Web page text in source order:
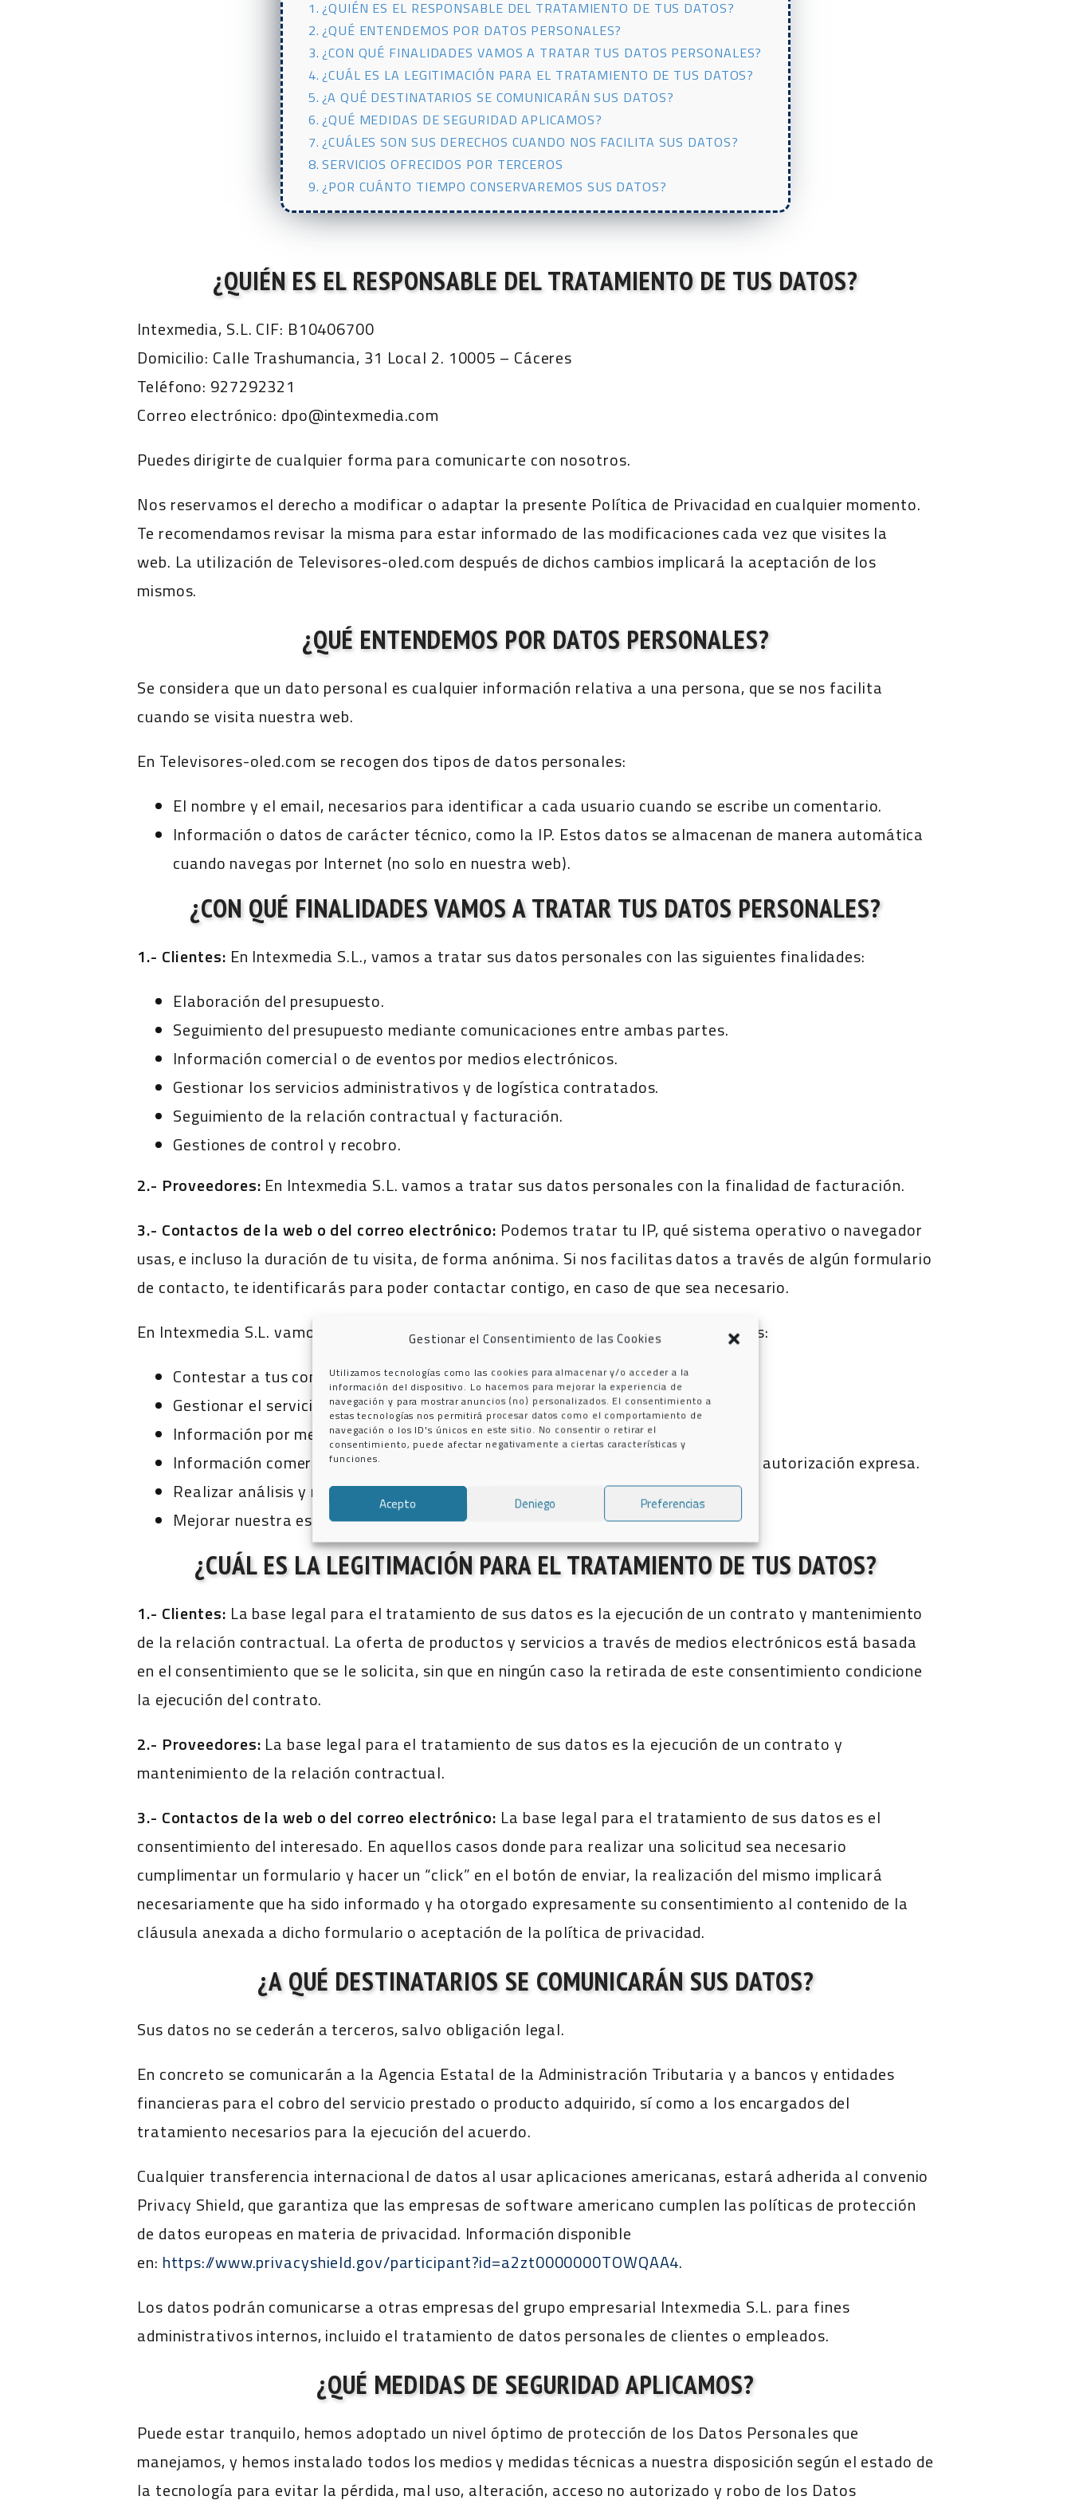
Gestionar el Consentimiento de las Cookies
Utilizamos tecnologías como las cookies para almacenar y/o acceder a la
información del dispositivo. Lo hacemos para mejorar la experiencia de
navegación y para mostrar anuncios (no) personalizados. El consentimiento a
estas tecnologías nos permitirá procesar datos como el comportamiento de
navegación o los ID's únicos en este sitio. No consentir o retirar el
consentimiento, puede afectar negativamente a ciertas características y
funciones.
Acepto Deniego Preferencias
¿QUIÉN ES EL RESPONSABLE DEL TRATAMIENTO DE TUS DATOS?
¿QUÉ ENTENDEMOS POR DATOS PERSONALES?
¿CON QUÉ FINALIDADES VAMOS A TRATAR TUS DATOS PERSONALES?
¿CUÁL ES LA LEGITIMACIÓN PARA EL TRATAMIENTO DE TUS DATOS?
¿A QUÉ DESTINATARIOS SE COMUNICARÁN SUS DATOS?
¿QUÉ MEDIDAS DE SEGURIDAD APLICAMOS?
¿CUÁLES SON SUS DERECHOS CUANDO NOS FACILITA SUS DATOS?
SERVICIOS OFRECIDOS POR TERCEROS
¿POR CUÁNTO TIEMPO CONSERVAREMOS SUS DATOS?
¿QUIÉN ES EL RESPONSABLE DEL TRATAMIENTO DE TUS DATOS?
Intexmedia, S.L. CIF: B10406700
Domicilio: Calle Trashumancia, 31 Local 2. 10005 – Cáceres
Teléfono: 927292321
Correo electrónico: dpo@intexmedia.com
Puedes dirigirte de cualquier forma para comunicarte con nosotros.
Nos reservamos el derecho a modificar o adaptar la presente Política de Privacidad en cualquier momento.
Te recomendamos revisar la misma para estar informado de las modificaciones cada vez que visites la
web. La utilización de Televisores-oled.com después de dichos cambios implicará la aceptación de los
mismos.
¿QUÉ ENTENDEMOS POR DATOS PERSONALES?
Se considera que un dato personal es cualquier información relativa a una persona, que se nos facilita
cuando se visita nuestra web.
En Televisores-oled.com se recogen dos tipos de datos personales:
El nombre y el email, necesarios para identificar a cada usuario cuando se escribe un comentario.
Información o datos de carácter técnico, como la IP. Estos datos se almacenan de manera automática
cuando navegas por Internet (no solo en nuestra web).
¿CON QUÉ FINALIDADES VAMOS A TRATAR TUS DATOS PERSONALES?
1.- Clientes: En Intexmedia S.L., vamos a tratar sus datos personales con las siguientes finalidades:
Elaboración del presupuesto.
Seguimiento del presupuesto mediante comunicaciones entre ambas partes.
Información comercial o de eventos por medios electrónicos.
Gestionar los servicios administrativos y de logística contratados.
Seguimiento de la relación contractual y facturación.
Gestiones de control y recobro.
2.- Proveedores: En Intexmedia S.L. vamos a tratar sus datos personales con la finalidad de facturación.
3.- Contactos de la web o del correo electrónico: Podemos tratar tu IP, qué sistema operativo o navegador
usas, e incluso la duración de tu visita, de forma anónima. Si nos facilitas datos a través de algún formulario
de contacto, te identificarás para poder contactar contigo, en caso de que sea necesario.
En Intexmedia S.L. vamos a tratar sus datos personales con las siguientes finalidades:
Contestar a tus consultas, solicitudes o peticiones.
Gestionar el servicio solicitado, contestar tu solicitud, o tramitar tu petición.
Información por medios electrónicos, que versen sobre tu solicitud.
Información comercial o de eventos por medios electrónicos, siempre que exista autorización expresa.
Realizar análisis y mejoras en la Web, sobre nuestros productos y servicios.
Mejorar nuestra estrategia comercial.
¿CUÁL ES LA LEGITIMACIÓN PARA EL TRATAMIENTO DE TUS DATOS?
1.- Clientes: La base legal para el tratamiento de sus datos es la ejecución de un contrato y mantenimiento
de la relación contractual. La oferta de productos y servicios a través de medios electrónicos está basada
en el consentimiento que se le solicita, sin que en ningún caso la retirada de este consentimiento condicione
la ejecución del contrato.
2.- Proveedores: La base legal para el tratamiento de sus datos es la ejecución de un contrato y
mantenimiento de la relación contractual.
3.- Contactos de la web o del correo electrónico: La base legal para el tratamiento de sus datos es el
consentimiento del interesado. En aquellos casos donde para realizar una solicitud sea necesario
cumplimentar un formulario y hacer un “click” en el botón de enviar, la realización del mismo implicará
necesariamente que ha sido informado y ha otorgado expresamente su consentimiento al contenido de la
cláusula anexada a dicho formulario o aceptación de la política de privacidad.
¿A QUÉ DESTINATARIOS SE COMUNICARÁN SUS DATOS?
Sus datos no se cederán a terceros, salvo obligación legal.
En concreto se comunicarán a la Agencia Estatal de la Administración Tributaria y a bancos y entidades
financieras para el cobro del servicio prestado o producto adquirido, sí como a los encargados del
tratamiento necesarios para la ejecución del acuerdo.
Cualquier transferencia internacional de datos al usar aplicaciones americanas, estará adherida al convenio
Privacy Shield, que garantiza que las empresas de software americano cumplen las políticas de protección
de datos europeas en materia de privacidad. Información disponible
en: https://www.privacyshield.gov/participant?id=a2zt0000000TOWQAA4.
Los datos podrán comunicarse a otras empresas del grupo empresarial Intexmedia S.L. para fines
administrativos internos, incluido el tratamiento de datos personales de clientes o empleados.
¿QUÉ MEDIDAS DE SEGURIDAD APLICAMOS?
Puede estar tranquilo, hemos adoptado un nivel óptimo de protección de los Datos Personales que
manejamos, y hemos instalado todos los medios y medidas técnicas a nuestra disposición según el estado de
la tecnología para evitar la pérdida, mal uso, alteración, acceso no autorizado y robo de los Datos